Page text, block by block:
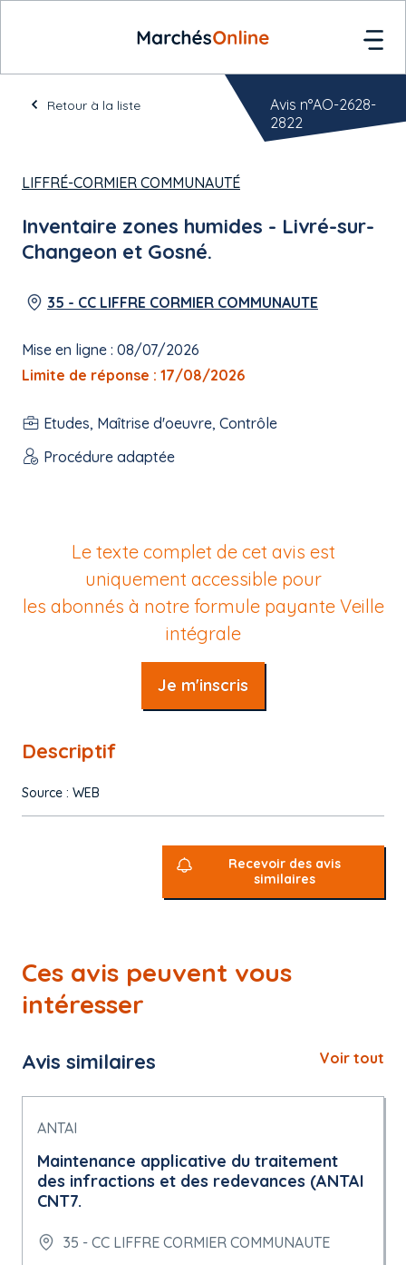
Retour à la liste
LIFFRÉ-CORMIER COMMUNAUTÉ
Inventaire zones humides - Livré-sur-
Changeon et Gosné.
35 - CC LIFFRE CORMIER COMMUNAUTE
Mise en ligne : 08/07/2026
Limite de réponse : 17/08/2026
Etudes, Maîtrise d'oeuvre, Contrôle
Procédure adaptée
Avis n°AO-2628-
2822
Le texte complet de cet avis est
uniquement accessible pour
les abonnés à notre formule payante Veille
intégrale
Je m'inscris
Descriptif
Source : WEB
Recevoir des avis
similaires
Ces avis peuvent vous
intéresser
Avis similaires Voir tout
ANTAI
Maintenance applicative du traitement
des infractions et des redevances (ANTAI
CNT7.
35 - CC LIFFRE CORMIER COMMUNAUTE